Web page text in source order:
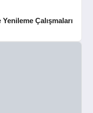
Çalışmaları